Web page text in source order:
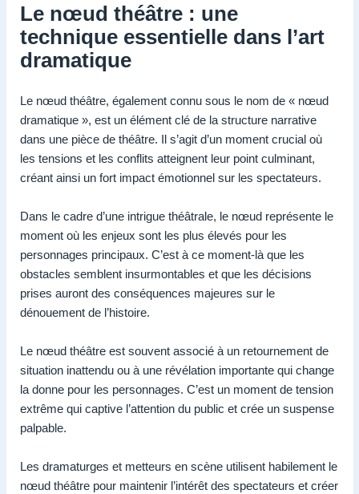
Le nœud théâtre : une
technique essentielle dans l’art
dramatique
Le nœud théâtre, également connu sous le nom de « nœud
dramatique », est un élément clé de la structure narrative
dans une pièce de théâtre. Il s’agit d’un moment crucial où
les tensions et les conflits atteignent leur point culminant,
créant ainsi un fort impact émotionnel sur les spectateurs.
Dans le cadre d’une intrigue théâtrale, le nœud représente le
moment où les enjeux sont les plus élevés pour les
personnages principaux. C’est à ce moment-là que les
obstacles semblent insurmontables et que les décisions
prises auront des conséquences majeures sur le
dénouement de l’histoire.
Le nœud théâtre est souvent associé à un retournement de
situation inattendu ou à une révélation importante qui change
la donne pour les personnages. C’est un moment de tension
extrême qui captive l’attention du public et crée un suspense
palpable.
Les dramaturges et metteurs en scène utilisent habilement le
nœud théâtre pour maintenir l’intérêt des spectateurs et créer